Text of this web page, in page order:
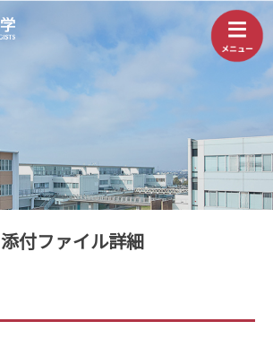
添付ファイル詳細